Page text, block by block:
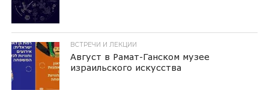
ВСТРЕЧИ И ЛЕКЦИИ
Август в Рамат-Ганском музее
израильского искусства